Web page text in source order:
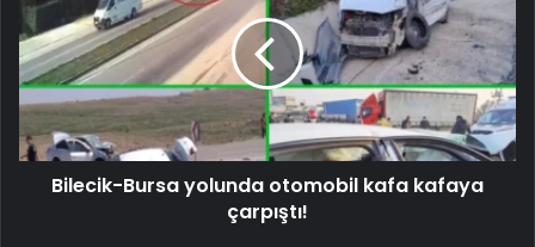
Bilecik-Bursa yolunda otomobil kafa kafaya
çarpıştı!